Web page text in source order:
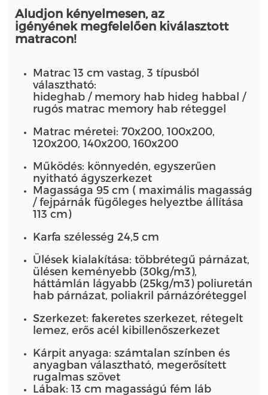
Aludjon kényelmesen, az
igényének megfelelően kiválasztott
matracon!
Matrac 13 cm vastag, 3 típusból
választható:
hideghab / memory hab hideg habbal /
rugós matrac memory hab réteggel
Matrac méretei: 70x200, 100x200,
120x200, 140x200, 160x200
Működés: könnyedén, egyszerűen
nyitható ágyszerkezet
Magassága 95 cm ( maximális magasság
/ fejpárnák fügőleges helyeztbe állítása
113 cm)
Karfa szélesség 24,5 cm
Ülések kialakítása: többrétegű párnázat,
ülésen keményebb (30kg/m3),
háttámlán lágyabb (25kg/m3) poliuretán
hab párnázat, poliakril párnázóréteggel
Szerkezet: fakeretes szerkezet, rétegelt
lemez, erős acél kibillenőszerkezet
Kárpit anyaga: számtalan színben és
anyagban választható, megerősített
rugalmas szövet
Lábak: 13 cm magasságú fém láb